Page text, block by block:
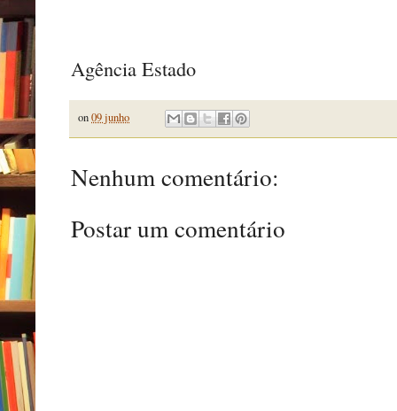
Agência Estado
on09 junho
Nenhum comentário:
Postar um comentário